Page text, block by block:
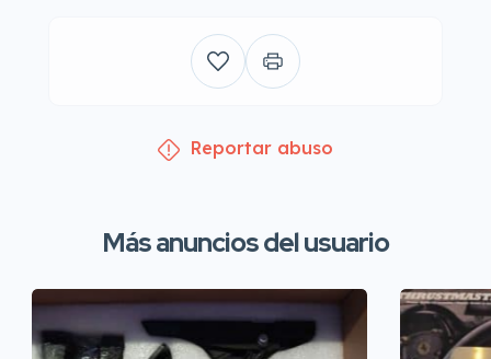
Reportar abuso
Más anuncios del usuario